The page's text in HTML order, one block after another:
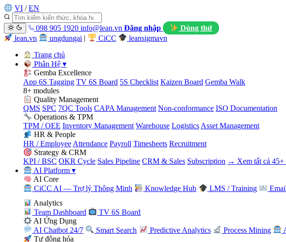
VI / EN
098 905 1920 info@lean.vn Đăng nhập
Dùng thử
lean.vn
ungdungai CiCC leansigmavn
Trang chủ
Phân Hệ▾
Gemba Excellence
App 6S Tagging TV 6S Board 5S Checklist Kaizen Board Gemba Walk
8+ modules
Quality Management
QMS SPC 7QC Tools CAPA Management Non-conformance ISO Documentation
Operations & TPM
TPM / OEE Inventory Management Warehouse LogisticsAsset Management
HR & People
HR / Employee Attendance Payroll Timesheets Recruitment
Strategy & CRM
KPI / BSC OKR Cycle Sales Pipeline CRM & Sales Subscription → Xem tất cả 45+
AI Platform▾
AI Core
CiCC AI — Trợ lý Thông Minh
Knowledge Hub LMS / Training
Analytics
Team Dashboard
TV 6S Board
AI Ứng Dụng
AI Chatbot 24/7
Smart Search Predictive Analytics Process Mining
Tự động hóa